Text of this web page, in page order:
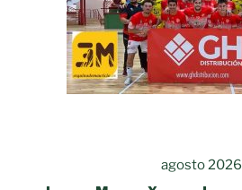
agosto 2026